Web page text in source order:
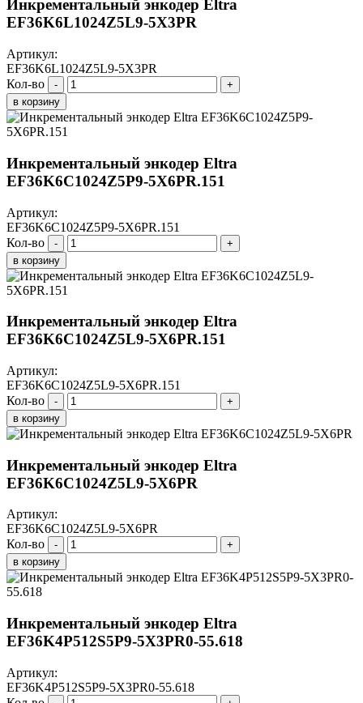
Инкрементальный энкодер Eltra
EF36K6L1024Z5L9-5X3PR
Артикул:
EF36K6L1024Z5L9-5X3PR
Кол-во
-
+
в корзину
Инкрементальный энкодер Eltra
EF36K6C1024Z5P9-5X6PR.151
Артикул:
EF36K6C1024Z5P9-5X6PR.151
Кол-во
-
+
в корзину
Инкрементальный энкодер Eltra
EF36K6C1024Z5L9-5X6PR.151
Артикул:
EF36K6C1024Z5L9-5X6PR.151
Кол-во
-
+
в корзину
Инкрементальный энкодер Eltra
EF36K6C1024Z5L9-5X6PR
Артикул:
EF36K6C1024Z5L9-5X6PR
Кол-во
-
+
в корзину
Инкрементальный энкодер Eltra
EF36K4P512S5P9-5X3PR0-55.618
Артикул:
EF36K4P512S5P9-5X3PR0-55.618